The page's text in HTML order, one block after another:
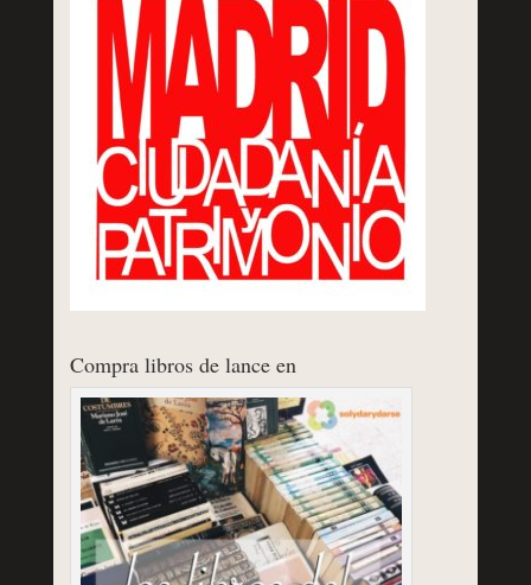
Compra libros de lance en